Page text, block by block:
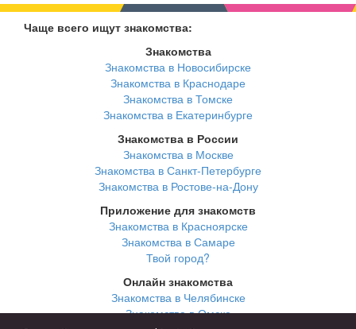
Чаще всего ищут знакомства:
Знакомства
Знакомства в Новосибирске
Знакомства в Краснодаре
Знакомства в Томске
Знакомства в Екатеринбурге
Знакомства в России
Знакомства в Москве
Знакомства в Санкт-Петербурге
Знакомства в Ростове-на-Дону
Приложение для знакомств
Знакомства в Красноярске
Знакомства в Самаре
Твой город?
Онлайн знакомства
Знакомства в Челябинске
Знакомства в Омске